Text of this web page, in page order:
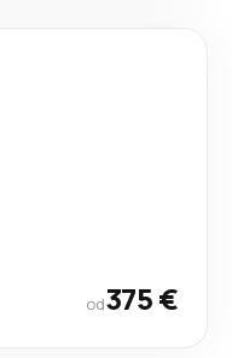
od375 €